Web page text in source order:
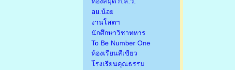
อย.น้อย
งานโสตฯ
นักศึกษาวิชาทหาร
To Be Number One
ห้องเรียนสีเขียว
โรงเรียนคุณธรรม